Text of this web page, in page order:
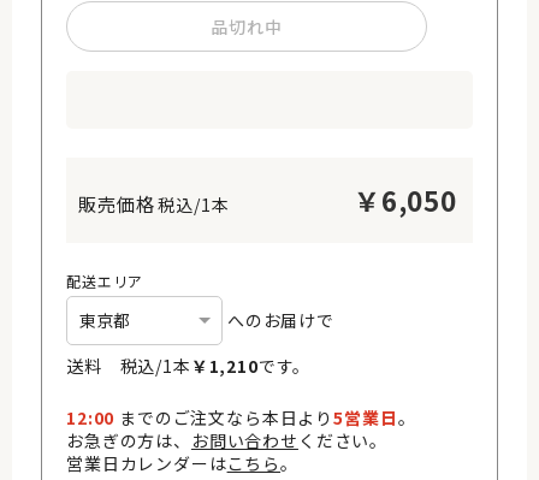
品切れ中
税込/1本 ￥6,050
配送エリア
へのお届けで
送料 税込/1本 ￥ 1,210です。
12:00 までのご注文なら本日より5営業日。
お急ぎの方は、 お問い合わせ ください。
営業日カレンダーはこちら。